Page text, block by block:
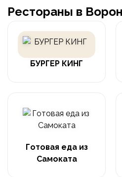
Рестораны в
БУРГЕР КИНГ
Готовая еда из
Самоката